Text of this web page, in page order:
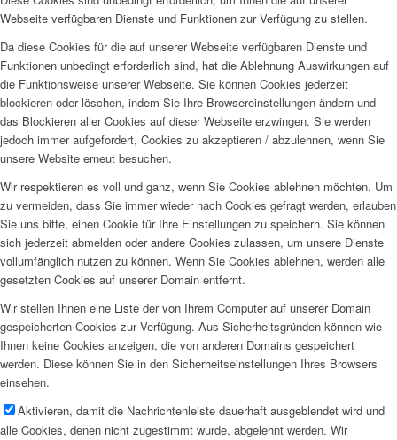
Webseite verfügbaren Dienste und Funktionen zur Verfügung zu stellen.
Da diese Cookies für die auf unserer Webseite verfügbaren Dienste und
Funktionen unbedingt erforderlich sind, hat die Ablehnung Auswirkungen auf
die Funktionsweise unserer Webseite. Sie können Cookies jederzeit
blockieren oder löschen, indem Sie Ihre Browsereinstellungen ändern und
das Blockieren aller Cookies auf dieser Webseite erzwingen. Sie werden
jedoch immer aufgefordert, Cookies zu akzeptieren / abzulehnen, wenn Sie
unsere Website erneut besuchen.
Wir respektieren es voll und ganz, wenn Sie Cookies ablehnen möchten. Um
zu vermeiden, dass Sie immer wieder nach Cookies gefragt werden, erlauben
Sie uns bitte, einen Cookie für Ihre Einstellungen zu speichern. Sie können
sich jederzeit abmelden oder andere Cookies zulassen, um unsere Dienste
vollumfänglich nutzen zu können. Wenn Sie Cookies ablehnen, werden alle
gesetzten Cookies auf unserer Domain entfernt.
Wir stellen Ihnen eine Liste der von Ihrem Computer auf unserer Domain
gespeicherten Cookies zur Verfügung. Aus Sicherheitsgründen können wie
Ihnen keine Cookies anzeigen, die von anderen Domains gespeichert
werden. Diese können Sie in den Sicherheitseinstellungen Ihres Browsers
einsehen.
Aktivieren, damit die Nachrichtenleiste dauerhaft ausgeblendet wird und
alle Cookies, denen nicht zugestimmt wurde, abgelehnt werden. Wir